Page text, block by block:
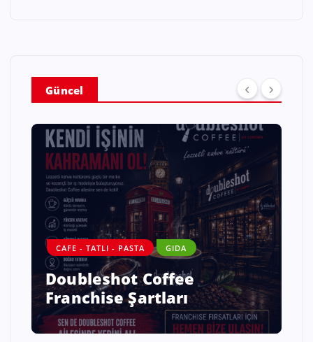
Güncel
CAFE - TATLI - PASTA GIDA
Doubleshot Coffee
Franchise Şartları